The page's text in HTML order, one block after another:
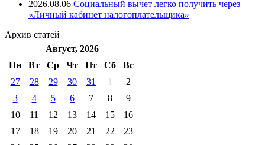
2026.08.06 Социальный вычет легко получить через
«Личный кабинет налогоплательщика»
Архив статей
Август, 2026
Пн
Вт Ср Чт Пт Cб
Вс
27
28 29 30 31 1
2
3
4 5 6 7 8
9
10
11 12 13 14 15
16
17
18 19 20 21 22
23